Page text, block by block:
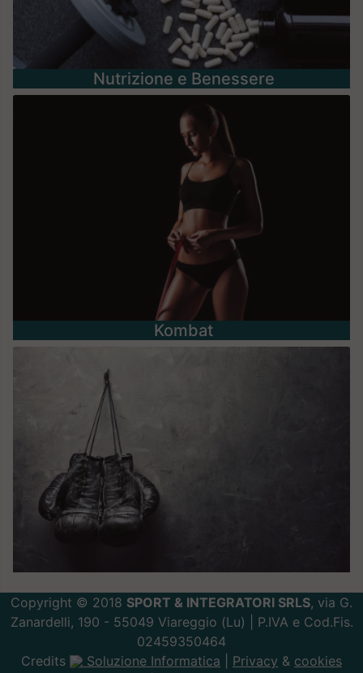
Nutrizione e Benessere
Kombat
Copyright © 2018 SPORT & INTEGRATORI SRLS, via G.
Zanardelli, 190 - 55049 Viareggio (Lu) | P.IVA e Cod.Fis.
02459350464
Credits
Soluzione Informatica Privacy & cookies